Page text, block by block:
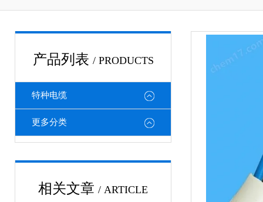
产品列表 / PRODUCTS
特种电缆
更多分类
相关文章 / ARTICLE